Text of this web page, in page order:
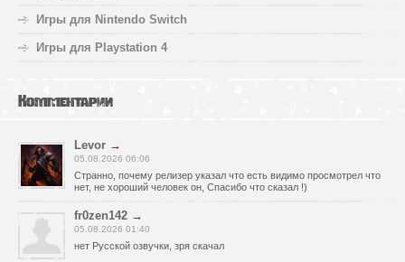
Игры для Nintendo Switch
Игры для Playstation 4
Комментарии
Levor →
05.08.2026 06:06
Странно, почему релизер указал что есть видимо просмотрел что
нет, не хороший человек он, Спасибо что сказал !)
fr0zen142 →
05.08.2026 01:40
нет Русской озвучки, зря скачал